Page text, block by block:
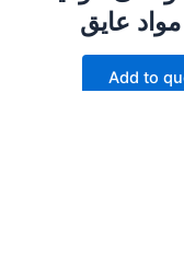
عایق
Add to